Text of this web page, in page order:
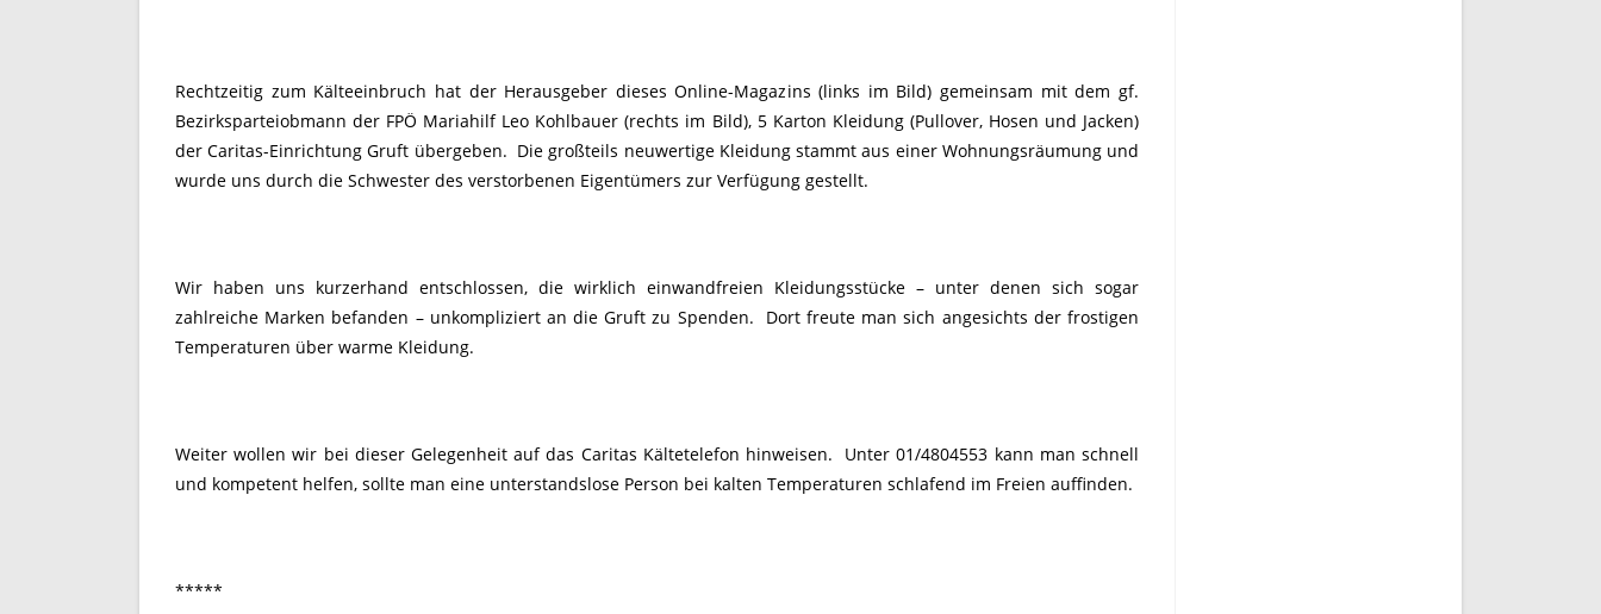
Rechtzeitig zum Kälteeinbruch hat der Herausgeber dieses Online-Magazins (links im Bild) gemeinsam mit dem gf.
Bezirksparteiobmann der FPÖ Mariahilf Leo Kohlbauer (rechts im Bild), 5 Karton Kleidung (Pullover, Hosen und Jacken)
der Caritas-Einrichtung Gruft übergeben. Die großteils neuwertige Kleidung stammt aus einer Wohnungsräumung und
wurde uns durch die Schwester des verstorbenen Eigentümers zur Verfügung gestellt.
Wir haben uns kurzerhand entschlossen, die wirklich einwandfreien Kleidungsstücke – unter denen sich sogar
zahlreiche Marken befanden – unkompliziert an die Gruft zu Spenden. Dort freute man sich angesichts der frostigen
Temperaturen über warme Kleidung.
Weiter wollen wir bei dieser Gelegenheit auf das Caritas Kältetelefon hinweisen. Unter 01/4804553 kann man schnell
und kompetent helfen, sollte man eine unterstandslose Person bei kalten Temperaturen schlafend im Freien auffinden.
*****